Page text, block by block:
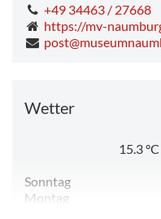
+49 34463 / 27668
https://mv-
Wetter
15.3°C
Sonntag
Montag